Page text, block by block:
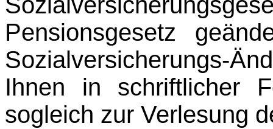
Pensionsgesetz
Sozial­versicherungs-
Ihnen in schriftlicher
sogleich zur Verlesung